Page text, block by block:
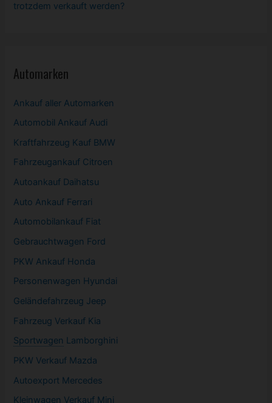
trotzdem verkauft werden?
Automarken
Ankauf aller Automarken
Automobil Ankauf Audi
Kraftfahrzeug Kauf BMW
Fahrzeugankauf Citroen
Autoankauf Daihatsu
Auto Ankauf Ferrari
Automobilankauf Fiat
Gebrauchtwagen Ford
PKW Ankauf Honda
Personenwagen Hyundai
Geländefahrzeug Jeep
Fahrzeug Verkauf Kia
Sportwagen Lamborghini
PKW Verkauf Mazda
Autoexport Mercedes
Kleinwagen Verkauf Mini